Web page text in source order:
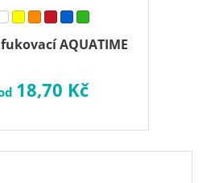
AQUATIME
18,70 Kč